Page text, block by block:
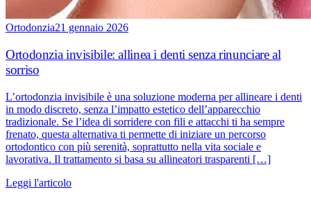
Ortodonzia21 gennaio 2026
Ortodonzia invisibile: allinea i denti senza rinunciare al
sorriso
L’ortodonzia invisibile è una soluzione moderna per allineare i denti
in modo discreto, senza l’impatto estetico dell’apparecchio
tradizionale. Se l’idea di sorridere con fili e attacchi ti ha sempre
frenato, questa alternativa ti permette di iniziare un percorso
ortodontico con più serenità, soprattutto nella vita sociale e
lavorativa. Il trattamento si basa su allineatori trasparenti […]
Leggi l'articolo